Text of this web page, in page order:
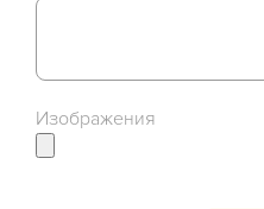
Изображения